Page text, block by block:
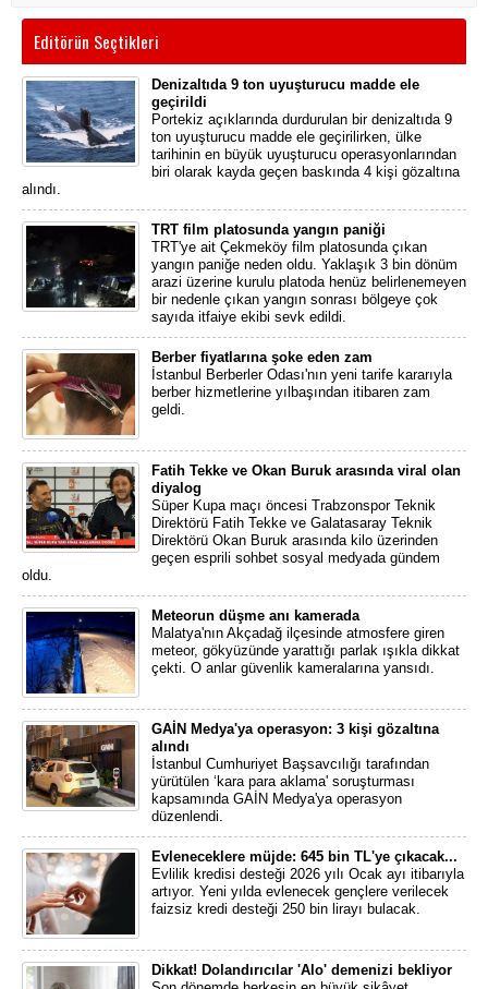
Editörün Seçtikleri
Denizaltıda 9 ton uyuşturucu madde ele
geçirildi
Portekiz açıklarında durdurulan bir denizaltıda 9
ton uyuşturucu madde ele geçirilirken, ülke
tarihinin en büyük uyuşturucu operasyonlarından
biri olarak kayda geçen baskında 4 kişi gözaltına
alındı.
TRT film platosunda yangın paniği
TRT'ye ait Çekmeköy film platosunda çıkan
yangın paniğe neden oldu. Yaklaşık 3 bin dönüm
arazi üzerine kurulu platoda henüz belirlenemeyen
bir nedenle çıkan yangın sonrası bölgeye çok
sayıda itfaiye ekibi sevk edildi.
Berber fiyatlarına şoke eden zam
İstanbul Berberler Odası'nın yeni tarife kararıyla
berber hizmetlerine yılbaşından itibaren zam
geldi.
Fatih Tekke ve Okan Buruk arasında viral olan
diyalog
Süper Kupa maçı öncesi Trabzonspor Teknik
Direktörü Fatih Tekke ve Galatasaray Teknik
Direktörü Okan Buruk arasında kilo üzerinden
geçen esprili sohbet sosyal medyada gündem
oldu.
Meteorun düşme anı kamerada
Malatya'nın Akçadağ ilçesinde atmosfere giren
meteor, gökyüzünde yarattığı parlak ışıkla dikkat
çekti. O anlar güvenlik kameralarına yansıdı.
GAİN Medya'ya operasyon: 3 kişi gözaltına
alındı
İstanbul Cumhuriyet Başsavcılığı tarafından
yürütülen ‘kara para aklama' soruşturması
kapsamında GAİN Medya'ya operasyon
düzenlendi.
Evleneceklere müjde: 645 bin TL'ye çıkacak...
Evlilik kredisi desteği 2026 yılı Ocak ayı itibarıyla
artıyor. Yeni yılda evlenecek gençlere verilecek
faizsiz kredi desteği 250 bin lirayı bulacak.
Dikkat! Dolandırıcılar 'Alo' demenizi bekliyor